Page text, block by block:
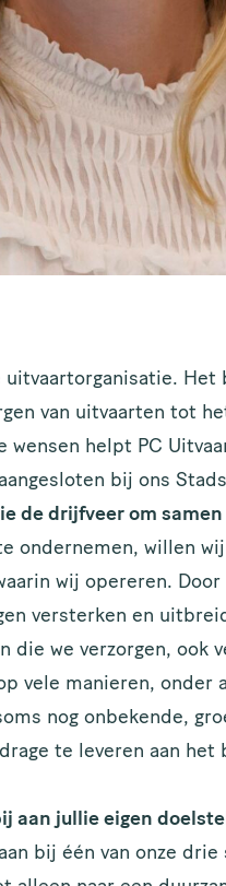
uitvaartorganisatie.
van uitvaarten tot
helpt PC
bij ons
de drijfveer om
ondernemen, willen
wij opereren.
versterken en
die we verzorgen, ook
vele manieren,
nog onbekende,
te leveren aan het
aan jullie eigen
bij één van onze